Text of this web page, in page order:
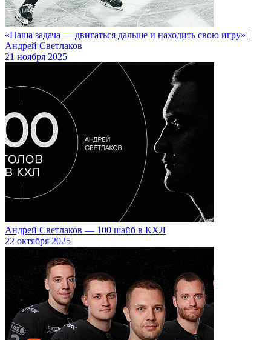
«Наша задача — двигаться дальше и находить свою игру» |
Андрей Светлаков
21 ноября 2025
Андрей Светлаков — 100 шайб в КХЛ
22 октября 2025